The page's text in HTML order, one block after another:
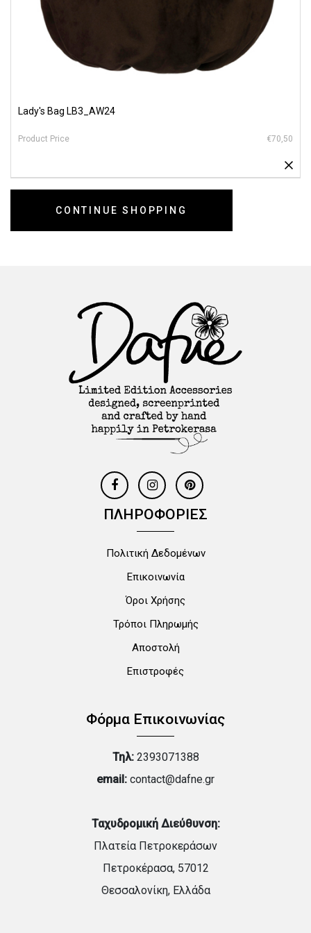
Lady's Bag LB3_AW24
€70,50
CONTINUE SHOPPING
ΠΛΗΡΟΦΟΡΙΕΣ
Πολιτική Δεδομένων
Επικοινωνία
Όροι Χρήσης
Τρόποι Πληρωμής
Αποστολή
Επιστροφές
Φόρμα Επικοινωνίας
Τηλ:2393071388
email: contact@dafne.gr
Ταχυδρομική Διεύθυνση:
Πλατεία Πετροκεράσων
Πετροκέρασα, 57012
Θεσσαλονίκη, Ελλάδα